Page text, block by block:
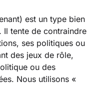
est un type bien
Il tente de contraindre
ses politiques ou
des jeux de rôle,
ou des
Nous utilisons «